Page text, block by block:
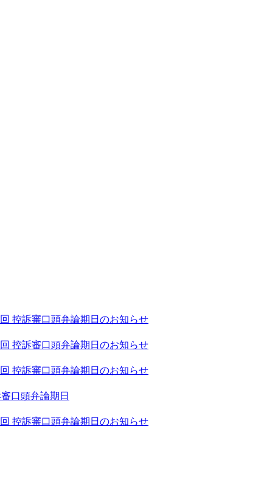
控訴審口頭弁論期日のお知らせ
控訴審口頭弁論期日のお知らせ
控訴審口頭弁論期日のお知らせ
口頭弁論期日
控訴審口頭弁論期日のお知らせ